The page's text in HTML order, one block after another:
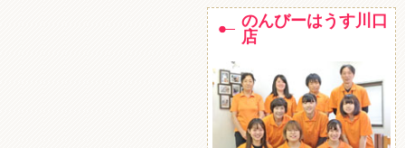
のんびーはうす川口
店